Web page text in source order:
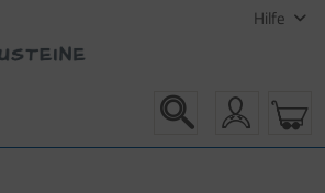
Hilfe